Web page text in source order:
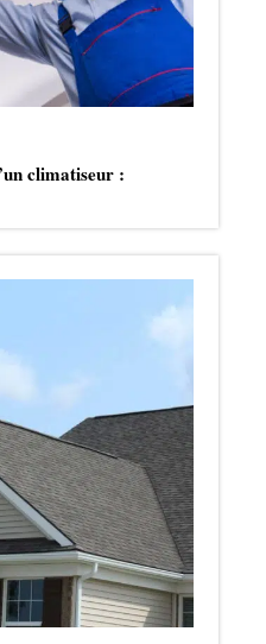
climatiseur :